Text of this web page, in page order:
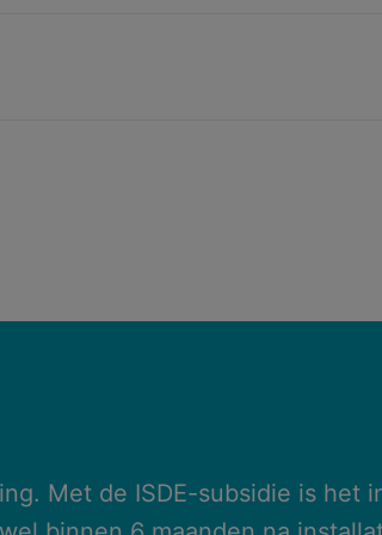
Met de ISDE-subsidie is het